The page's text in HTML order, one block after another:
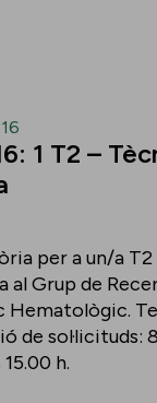
1 T2 –
per a un/a
al Grup de
Hematològic.
de sol·licituds:
h.